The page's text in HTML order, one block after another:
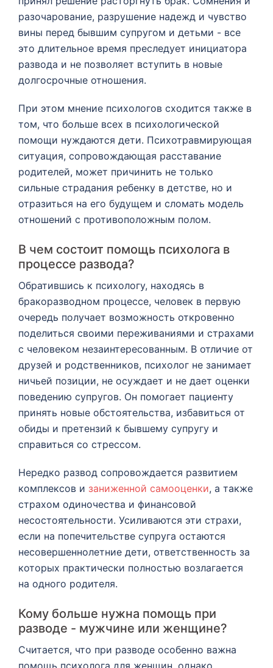
разочарование, разрушение надежд и чувство
вины перед бывшим супругом и детьми - все
это длительное время преследует инициатора
развода и не позволяет вступить в новые
долгосрочные отношения.
При этом мнение психологов сходится также в
том, что больше всех в психологической
помощи нуждаются дети. Психотравмирующая
ситуация, сопровождающая расставание
родителей, может причинить не только
сильные страдания ребенку в детстве, но и
отразиться на его будущем и сломать модель
отношений с противоположным полом.
В чем состоит помощь психолога в
процессе развода?
Обратившись к психологу, находясь в
бракоразводном процессе, человек в первую
очередь получает возможность откровенно
поделиться своими переживаниями и страхами
с человеком незаинтересованным. В отличие от
друзей и родственников, психолог не занимает
ничьей позиции, не осуждает и не дает оценки
поведению супругов. Он помогает пациенту
принять новые обстоятельства, избавиться от
обиды и претензий к бывшему супругу и
справиться со стрессом.
Нередко развод сопровождается развитием
комплексов и заниженной самооценки, а также
страхом одиночества и финансовой
несостоятельности. Усиливаются эти страхи,
если на попечительстве супруга остаются
несовершеннолетние дети, ответственность за
которых практически полностью возлагается
на одного родителя.
Кому больше нужна помощь при
разводе - мужчине или женщине?
Считается, что при разводе особенно важна